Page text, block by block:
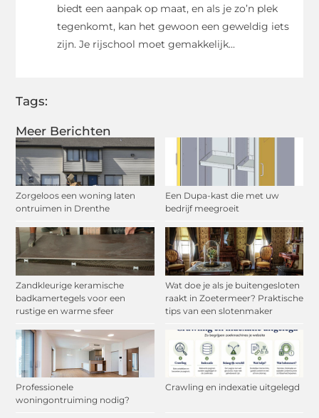
Meer Berichten
Zorgeloos een woning laten
ontruimen in Drenthe
Een Dupa-kast die met uw
bedrijf meegroeit
Zandkleurige keramische
badkamertegels voor een
rustige en warme sfeer
Wat doe je als je buitengesloten
raakt in Zoetermeer? Praktische
tips van een slotenmaker
Professionele
woningontruiming nodig?
Crawling en indexatie uitgelegd
biedt een aanpak op maat, en als je zo’n plek
tegenkomt, kan het gewoon een geweldig iets
zijn. Je rijschool moet gemakkelijk...
Tags: